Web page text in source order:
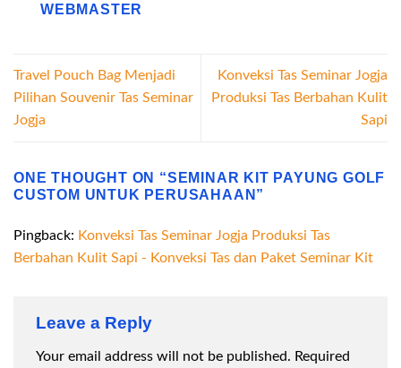
WEBMASTER
Travel Pouch Bag Menjadi
Pilihan Souvenir Tas Seminar
Jogja
Konveksi Tas Seminar Jogja
Produksi Tas Berbahan Kulit
Sapi
ONE THOUGHT ON “SEMINAR KIT PAYUNG GOLF
CUSTOM UNTUK PERUSAHAAN ”
Pingback: Konveksi Tas Seminar Jogja Produksi Tas
Berbahan Kulit Sapi - Konveksi Tas dan Paket Seminar Kit
Leave a Reply
Your email address will not be published. Required